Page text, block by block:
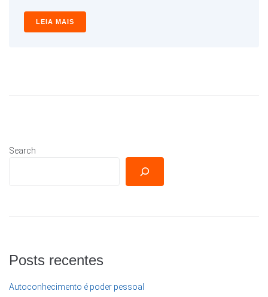
LEIA MAIS
Search
Posts recentes
Autoconhecimento é poder pessoal